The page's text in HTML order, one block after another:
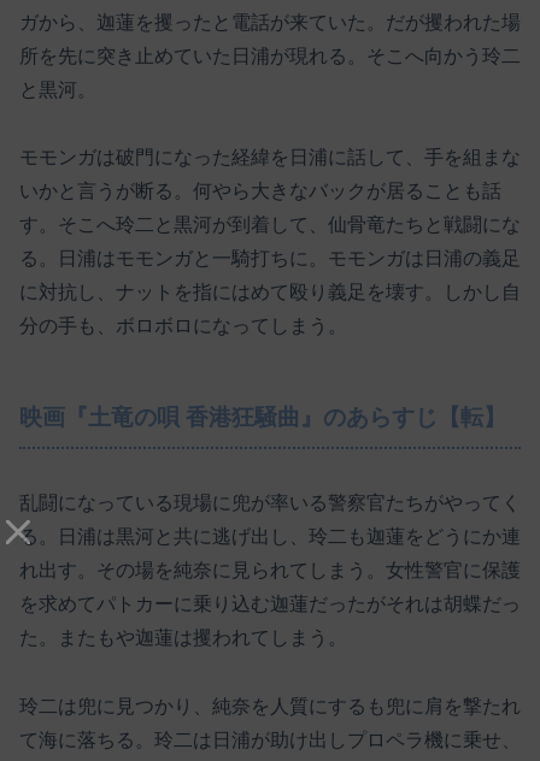
ガから、迦蓮を攫ったと電話が来ていた。だが攫われた場
所を先に突き止めていた日浦が現れる。そこへ向かう玲二
と黒河。
モモンガは破門になった経緯を日浦に話して、手を組まな
いかと言うが断る。何やら大きなバックが居ることも話
す。そこへ玲二と黒河が到着して、仙骨竜たちと戦闘にな
る。日浦はモモンガと一騎打ちに。モモンガは日浦の義足
に対抗し、ナットを指にはめて殴り義足を壊す。しかし自
分の手も、ボロボロになってしまう。
映画『土竜の唄 香港狂騒曲』のあらすじ【転】
乱闘になっている現場に兜が率いる警察官たちがやってく
る。日浦は黒河と共に逃げ出し、玲二も迦蓮をどうにか連
れ出す。その場を純奈に見られてしまう。女性警官に保護
を求めてパトカーに乗り込む迦蓮だったがそれは胡蝶だっ
た。またもや迦蓮は攫われてしまう。
玲二は兜に見つかり、純奈を人質にするも兜に肩を撃たれ
て海に落ちる。玲二は日浦が助け出しプロペラ機に乗せ、